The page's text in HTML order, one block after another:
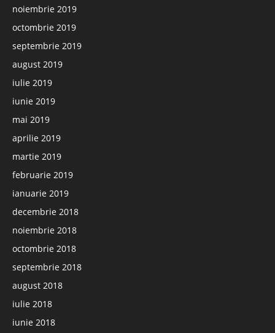
noiembrie 2019
octombrie 2019
septembrie 2019
august 2019
iulie 2019
iunie 2019
mai 2019
aprilie 2019
martie 2019
februarie 2019
ianuarie 2019
decembrie 2018
noiembrie 2018
octombrie 2018
septembrie 2018
august 2018
iulie 2018
iunie 2018